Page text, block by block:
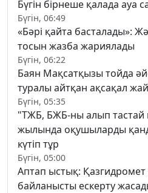
Бүгін бірнеше қалада ауа
Бүгін, 06:49
«Бәрі қайта басталады»:
тосын жазба жариялады
Бүгін, 06:22
Баян Мақсатқызы тойда
туралы айтқан ақсақал
Бүгін, 05:35
"ТЖБ, БЖБ-ны алып тастай
жылында оқушыларды
күтіп тұр
Бүгін, 05:00
Аптап ыстық:
байланысты ескерту